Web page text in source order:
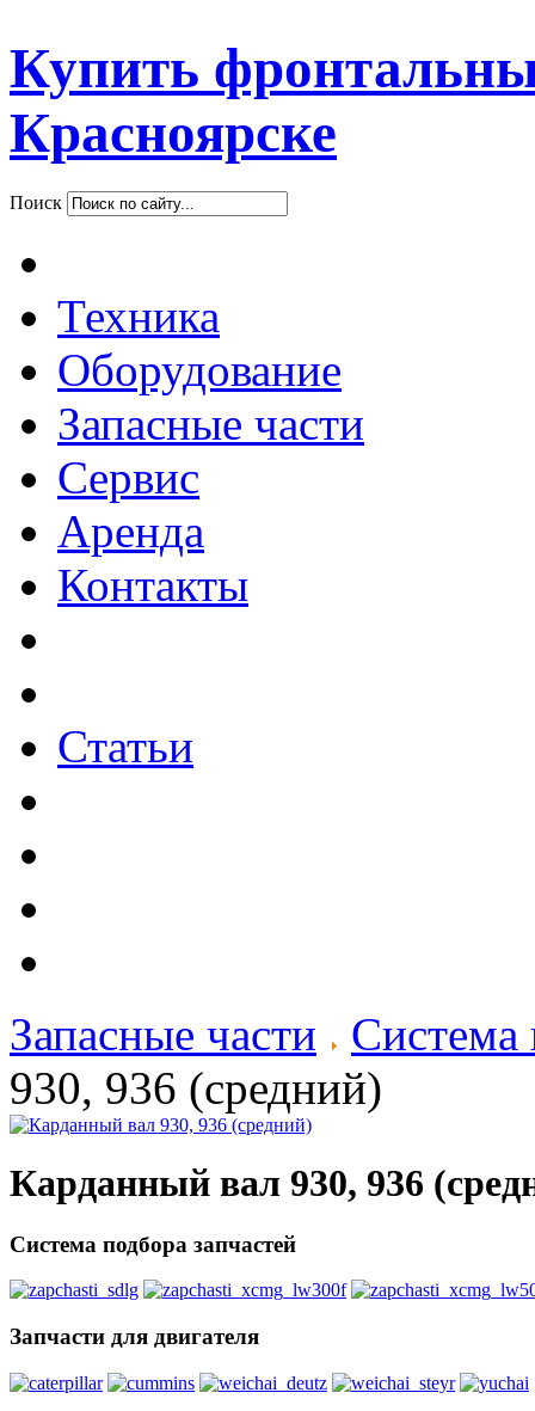
Купить
Красноярске
Поиск
Техника
Оборудование
Запасные части
Сервис
Аренда
Контакты
Статьи
Запасные части
Система
930, 936 (средний)
Карданный вал 930, 936
Система подбора запчастей
Запчасти для двигателя